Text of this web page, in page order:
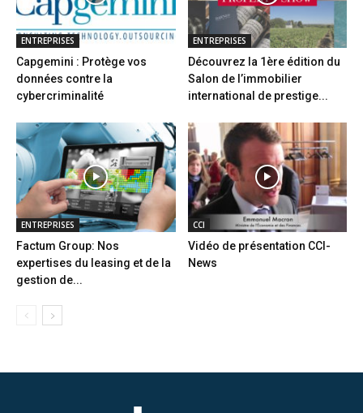
ENTREPRISES
Capgemini : Protège vos
données contre la
cybercriminalité
ENTREPRISES
Découvrez la 1ère édition du
Salon de l’immobilier
international de prestige...
ENTREPRISES
Factum Group: Nos
expertises du leasing et de la
gestion de...
CCI
Vidéo de présentation CCI-
News